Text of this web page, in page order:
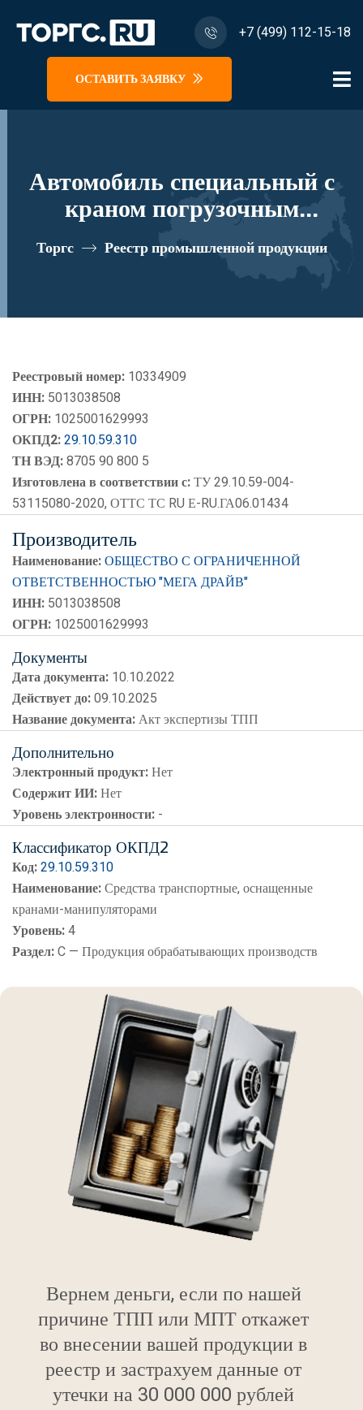
+7 (499) 112-15-18
ОСТАВИТЬ ЗАЯВКУ
Автомобиль специальный с
краном погрузочным
гидравлическим типа МКМА
на базе УРАЛ 4320 и его
реестровый номер 10334909
Торгс Реестр промышленной продукции
Реестровый номер: 10334909
ИНН: 5013038508
ОГРН: 1025001629993
ОКПД2:29.10.59.310
ТН ВЭД:8705 90 800 5
Изготовлена в соответствии с:ТУ 29.10.59-004-
53115080-2020, ОТТС ТС RU Е-RU.ГА06.01434
Производитель
Наименование:ОБЩЕСТВО С ОГРАНИЧЕННОЙ
ОТВЕТСТВЕННОСТЬЮ "МЕГА ДРАЙВ"
ИНН: 5013038508
ОГРН: 1025001629993
Документы
Дата документа: 10.10.2022
Действует до:09.10.2025
Название документа:Акт экспертизы ТПП
Дополнительно
Электронный продукт:Нет
Содержит ИИ:Нет
Уровень электронности: -
Классификатор ОКПД2
Код:29.10.59.310
Наименование:Средства транспортные, оснащенные
кранами-манипуляторами
Уровень:4
Раздел:C — Продукция обрабатывающих производств
Вернем деньги, если по нашей
причине ТПП или МПТ откажет
во внесении вашей продукции в
реестр и застрахуем данные от
утечки на 30 000 000 рублей